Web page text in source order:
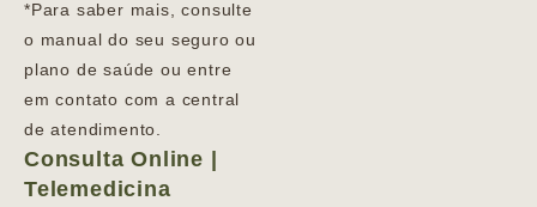
*Para saber mais, consulte
o manual do seu seguro ou
plano de saúde ou entre
em contato com a central
de atendimento.
Consulta Online |
Telemedicina